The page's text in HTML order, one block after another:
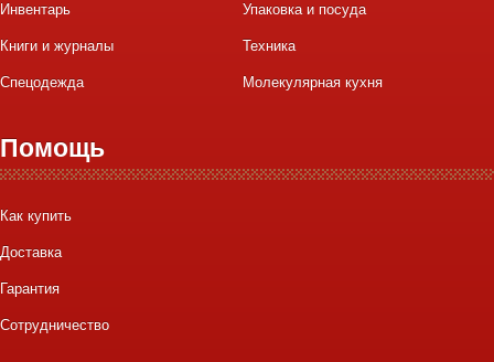
Инвентарь Упаковка и посуда
Книги и журналы Техника
Спецодежда Молекулярная кухня
Помощь
Как купить
Доставка
Гарантия
Сотрудничество